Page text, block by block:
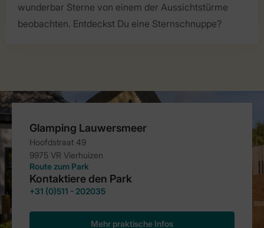
wunderbar Sterne von einem der Aussichtstürme
beobachten. Entdeckst Du eine Sternschnuppe?